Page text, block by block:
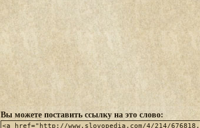
Вы можете поставить ссылку на это слово: